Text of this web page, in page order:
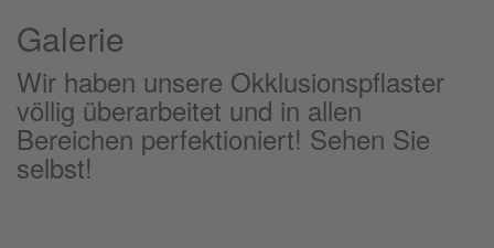
Galerie
Wir haben unsere Okklusionspflaster
völlig überarbeitet und in allen
Bereichen perfektioniert! Sehen Sie
selbst!